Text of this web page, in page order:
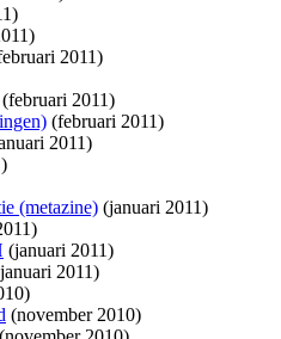
2011)
2011)
(februari 2011)
2011)
(metazine) (januari 2011)
(januari 2011)
2011)
(november 2010)